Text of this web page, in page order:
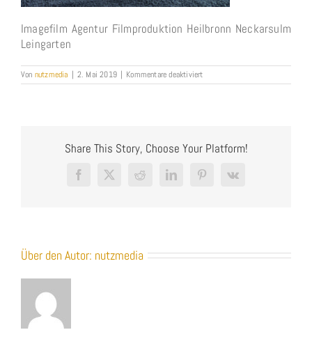
Imagefilm Agentur Filmproduktion Heilbronn Neckarsulm
Leingarten
Von nutzmedia | 2. Mai 2019 | Kommentare deaktiviertfür
Sanavita
Share This Story, Choose Your Platform!
Facebook
X RedditLinkedInPinterest
Vk
Über den Autor: nutzmedia